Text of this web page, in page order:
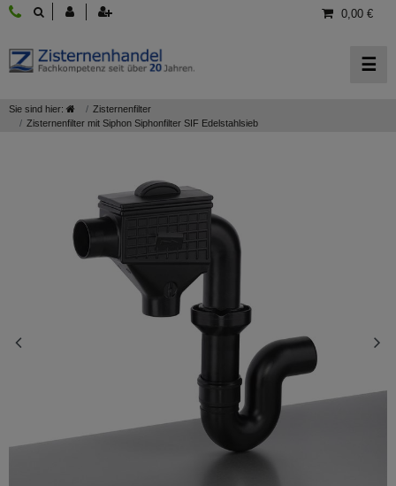
0,00 €
☰
Sie sind hier:
Zisternenfilter
Zisternenfilter mit Siphon Siphonfilter SIF Edelstahlsieb